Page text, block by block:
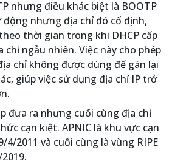
nhưng điều khác biệt là BOOTP
động nhưng địa chỉ đó cố định,
thời gian trong khi DHCP cấp
chỉ ngẫu nhiên. Việc này cho phép
chỉ không được dùng để gán lại
giúp việc sử dụng địa chỉ IP trở
đưa ra nhưng cuối cùng địa chỉ
cạn kiệt. APNIC là khu vực cạn
4/2011 và cuối cùng là vùng RIPE